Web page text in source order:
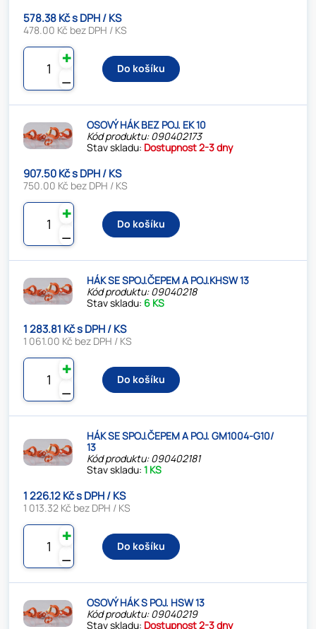
578.38 Kč s DPH / KS
478.00 Kč bez DPH / KS
⚊
✚
Do košíku
OSOVÝ HÁK BEZ POJ. EK 10
Kód produktu: 090402173
Stav skladu: Dostupnost 2-3 dny
907.50 Kč s DPH / KS
750.00 Kč bez DPH / KS
⚊
✚
Do košíku
HÁK SE SPOJ.ČEPEM A POJ.KHSW 13
Kód produktu: 09040218
Stav skladu: 6 KS
1 283.81 Kč s DPH / KS
1 061.00 Kč bez DPH / KS
⚊
✚
Do košíku
HÁK SE SPOJ.ČEPEM A POJ. GM1004-G10/
13
Kód produktu: 090402181
Stav skladu:1 KS
1 226.12 Kč s DPH / KS
1 013.32 Kč bez DPH / KS
⚊
✚
Do košíku
OSOVÝ HÁK S POJ. HSW 13
Kód produktu: 09040219
Stav skladu: Dostupnost 2-3 dny